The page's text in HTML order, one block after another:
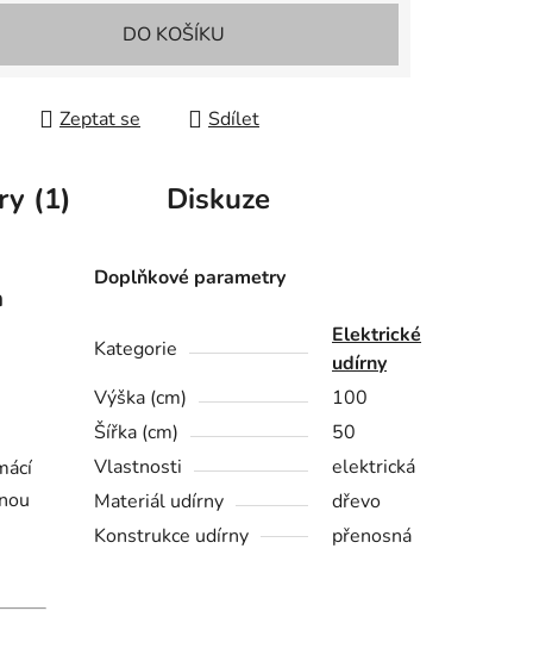
DO KOŠÍKU
Zeptat se Sdílet
(1) Diskuze
Doplňkové parametry
Kategorie
Elektrické
udírny
Výška (cm)
100
Šířka (cm)
50
Vlastnosti
elektrická
Materiál udírny
dřevo
Konstrukce udírny
přenosná